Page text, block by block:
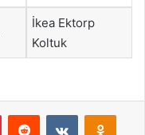
İkea Ektorp
Koltuk
PinterestReddit VKontakte